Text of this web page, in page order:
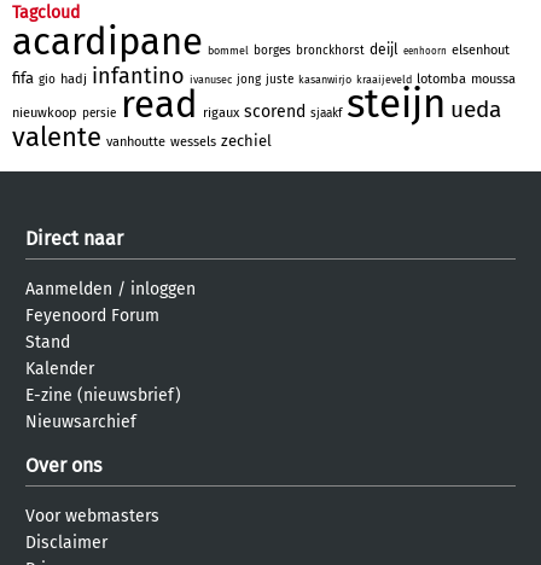
Tagcloud
acardipane bommel borges bronckhorst deijl eenhoorn elsenhout
fifa gio hadj infantino ivanusec jong juste kasanwirjo kraaijeveld lotomba moussa
nieuwkoop persie read rigaux scorend sjaakf steijn ueda
valente vanhoutte wessels zechiel
Direct naar
Aanmelden / inloggen
Feyenoord Forum
Stand
Kalender
E-zine (nieuwsbrief)
Nieuwsarchief
Over ons
Voor webmasters
Disclaimer